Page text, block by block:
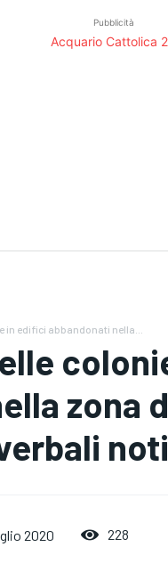
Pubblicità
in edifici abbandonati nella...
zona
2020 228